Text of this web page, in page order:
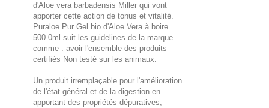
d'Aloe vera barbadensis Miller qui vont
apporter cette action de tonus et vitalité.
Puraloe Pur Gel bio d'Aloe Vera à boire
500.0ml suit les guidelines de la marque
comme : avoir l'ensemble des produits
certifiés Non testé sur les animaux.
Un produit irremplaçable pour l'amélioration
de l'état général et de la digestion en
apportant des propriétés dépuratives,